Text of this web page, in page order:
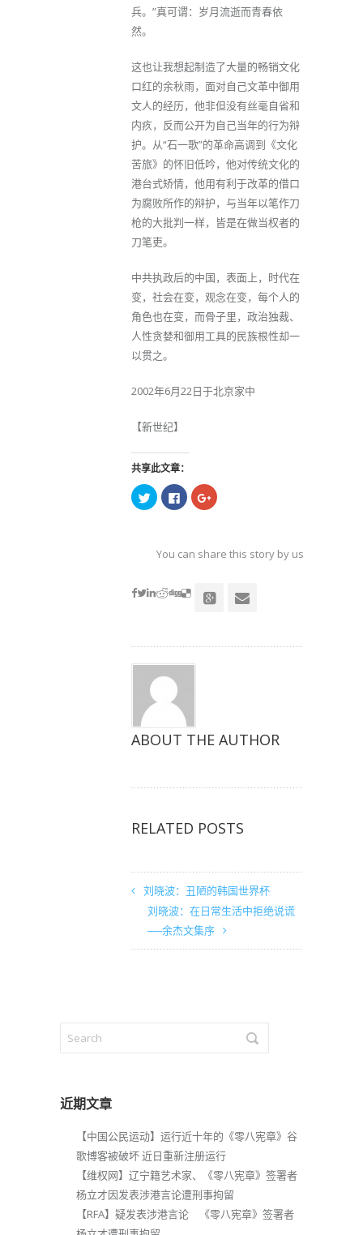
兵。”真可谓：岁月流逝而青春依
然。
这也让我想起制造了大量的畅销文化
口红的余秋雨，面对自己文革中御用
文人的经历，他非但没有丝毫自省和
内疚，反而公开为自己当年的行为辩
护。从“石一歌”的革命高调到《文化
苦旅》的怀旧低吟，他对传统文化的
港台式矫情，他用有利于改革的借口
为腐败所作的辩护，与当年以笔作刀
枪的大批判一样，皆是在做当权者的
刀笔吏。
中共执政后的中国，表面上，时代在
变，社会在变，观念在变，每个人的
角色也在变，而骨子里，政治独裁、
人性贪婪和御用工具的民族根性却一
以贯之。
2002年6月22日于北京家中
【新世纪】
共享此文章：
点
击
共
享
窗
口
点
击
共
享
窗
口
点
击
共
享
窗
口
You can share this story by using your
ABOUT THE AUTHOR
RELATED POSTS
刘晓波：丑陋的韩国世界杯
刘晓波：在日常生活中拒绝说谎
──余杰文集序
近期文章
【中国公民运动】运行近十年的《零八宪章》谷
歌博客被破坏 近日重新注册运行
【维权网】辽宁籍艺术家、《零八宪章》签署者
杨立才因发表涉港言论遭刑事拘留
【RFA】疑发表涉港言论 《零八宪章》签署者